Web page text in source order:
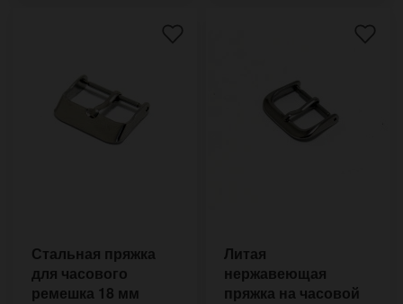
Стальная пряжка
для часового
ремешка 18 мм
Литая
нержавеющая
пряжка на часовой